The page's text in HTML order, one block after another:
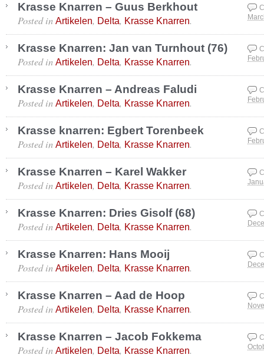
Krasse Knarren – Guus Berkhout
Posted in Artikelen, Delta, Krasse Knarren.
Krasse Knarren: Jan van Turnhout (76)
Posted in Artikelen, Delta, Krasse Knarren.
Krasse Knarren – Andreas Faludi
Posted in Artikelen, Delta, Krasse Knarren.
Krasse knarren: Egbert Torenbeek
Posted in Artikelen, Delta, Krasse Knarren.
Krasse Knarren – Karel Wakker
Posted in Artikelen, Delta, Krasse Knarren.
Krasse Knarren: Dries Gisolf (68)
Posted in Artikelen, Delta, Krasse Knarren.
Krasse Knarren: Hans Mooij
Posted in Artikelen, Delta, Krasse Knarren.
Krasse Knarren – Aad de Hoop
Posted in Artikelen, Delta, Krasse Knarren.
Krasse Knarren – Jacob Fokkema
Posted in Artikelen, Delta, Krasse Knarren.